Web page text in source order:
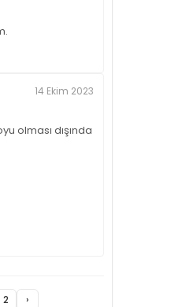
14 Ekim 2023
olması dışında
2 ›